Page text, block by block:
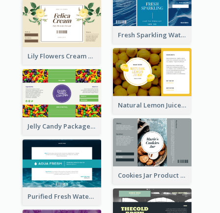
Fresh Sparkling Water Label
Lily Flowers Cream Product Label
Natural Lemon Juice Label
Jelly Candy Package Label
Cookies Jar Product Label
Purified Fresh Water Drink Label